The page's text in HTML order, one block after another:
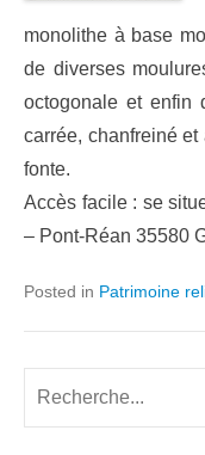
monolithe à base
de diverses
octogonale et enfin
carrée, chanfreiné
fonte.
Accès facile : se
– Pont-Réan 35580
Posted in Patrimoine